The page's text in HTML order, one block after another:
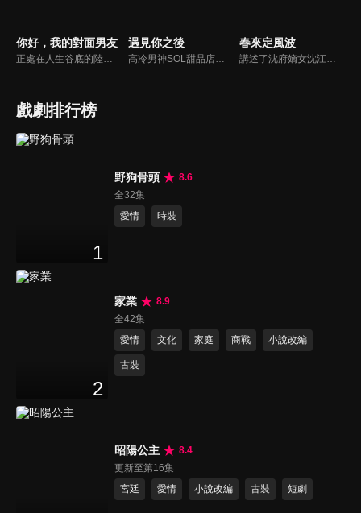
你好，我的對面男友
正處在人生谷底的陸紛紛，雖然擁有絕對味覺的天賦，同時懷抱著成為紅酒大師的夢想，卻只能做著一份超市紅酒促銷員的工作。機緣巧合下，她救下了安達集團總裁許明辰。一個意外的吻，兩人聯絡的命運之門從此開啟，陸紛紛的吻成為了許明辰返老還童怪病唯一的「解藥」...
遇見你之後
高冷男神SOL甜品店店長程慕邂逅元氣美食博主江思晗。原本毫無交集的二人因為甜品和萌娃睿睿，誤打誤撞開啟了一段一家三口的幸福生活。
春來定風波
講述了沈府嫡女沈江離至純至善，成婚夜被設計與二少主陸景明有夫妻之實，還遭陷害禁足祠堂。分娩遇難被救後兒子焱焱卻有頑疾，藥只有陸家有，沈江離為救子重回陸府。她打臉刁難者，揭開當年被陷害的陰謀，也解開與陸景明的誤會，焱焱則神助攻兩人破鏡重圓。
戲劇排行榜
1
野狗骨頭
8.6
全32集
愛情
時裝
2
家業
8.9
全42集
愛情
文化 家庭 商戰 小說改編
古裝
昭陽公主
8.4
更新至第16集
宮廷
愛情 小說改編 古裝 短劇